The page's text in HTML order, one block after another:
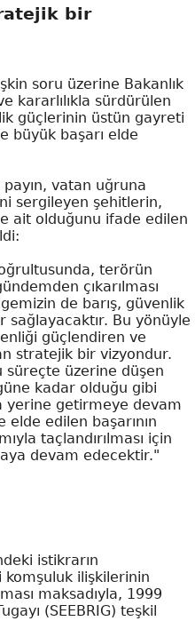
bir
soru üzerine Bakanlık
kararlılıkla sürdürülen
güçlerinin üstün gayreti
büyük başarı elde
vatan uğruna
sergileyen şehitlerin,
ait olduğunu ifade edilen
terörün
çıkarılması
de barış, güvenlik
sağlayacaktır. Bu yönüyle
güçlendiren ve
stratejik bir vizyondur.
süreçte üzerine düşen
kadar olduğu gibi
yerine getirmeye devam
edilen başarının
taçlandırılması için
devam edecektir."
istikrarın
komşuluk ilişkilerinin
maksadıyla, 1999
(SEEBRIG) teşkil